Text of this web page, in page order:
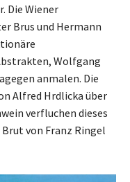
Die Wiener
Brus und Hermann
Wolfgang
anmalen. Die
Alfred Hrdlicka über
verfluchen dieses
von Franz Ringel